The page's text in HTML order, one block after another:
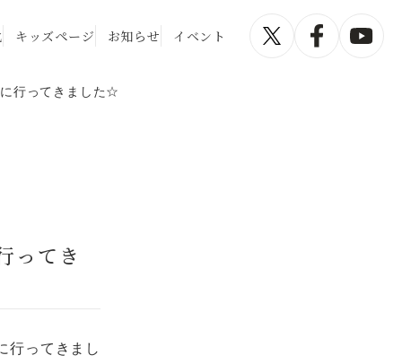
キッズページ お知らせ イベント
行ってきました☆
ってき
行ってきまし